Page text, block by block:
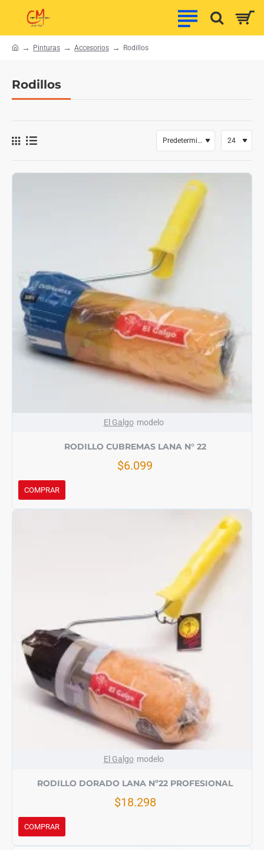
Rodillos
e
Pinturas Accesorios Rodillos
El Galgo modelo
RODILLO CUBREMAS LANA N° 22
$6.099
COMPRAR
El Galgo modelo
RODILLO DORADO LANA Nº22 PROFESIONAL
$18.298
COMPRAR